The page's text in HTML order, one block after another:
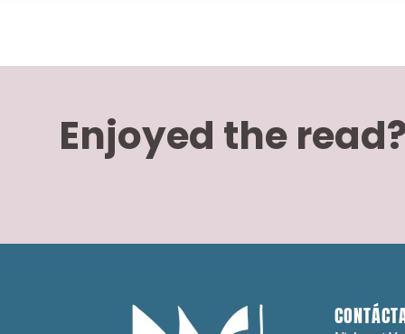
Enjoyed the